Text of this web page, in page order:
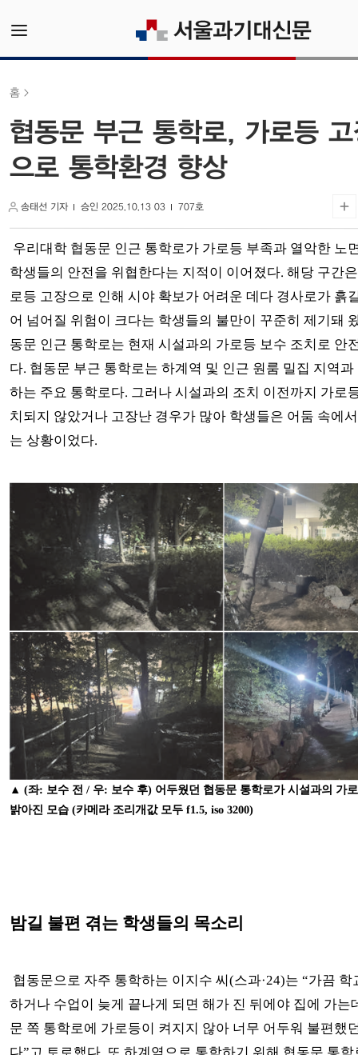
홈
협동문 부근 통학로, 가로등
으로 통학환경 향상
송태선 기자 승인 2025.10.13 03 707호
우리대학 협동문 인근 통학로가 가로등 부족과 열악한 노
학생들의 안전을 위협한다는 지적이 이어졌다. 해당 구간
로등 고장으로 인해 시야 확보가 어려운 데다 경사로가 흙
어 넘어질 위험이 크다는 학생들의 불만이 꾸준히 제기돼
동문 인근 통학로는 현재 시설과의 가로등 보수 조치로 안
다. 협동문 부근 통학로는 하계역 및 인근 원룸 밀집 지역
하는 주요 통학로다. 그러나 시설과의 조치 이전까지 가로
치되지 않았거나 고장난 경우가 많아 학생들은 어둠 속에
는 상황이었다.
▲ (좌: 보수 전 / 우: 보수 후) 어두웠던 협동문 통학로가 시설과의 가
밝아진 모습 (카메라 조리개값 모두 f1.5, iso 3200)
밤길 불편 겪는 학생들의 목소리
협동문으로 자주 통학하는 이지수 씨(스과·24)는 “가끔
하거나 수업이 늦게 끝나게 되면 해가 진 뒤에야 집에 가는
문 쪽 통학로에 가로등이 켜지지 않아 너무 어두워 불편했